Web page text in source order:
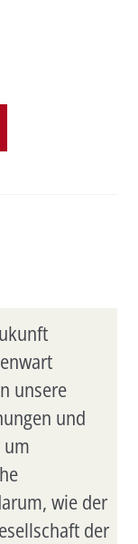
unsere
und
um
wie der
der